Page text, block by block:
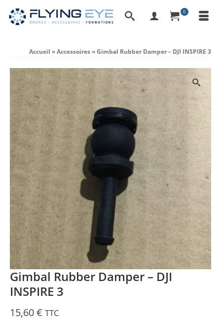
0
Accueil »Accessoires»Gimbal Rubber Damper – DJI INSPIRE 3
Gimbal Rubber Damper – DJI
INSPIRE 3
15,60€ TTC